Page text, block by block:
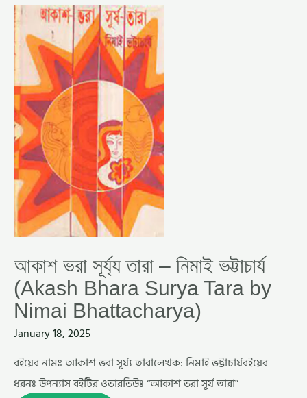
আকাশ ভরা সূর্য্য তারা – নিমাই ভট্টাচার্য
(Akash Bhara Surya Tara by
Nimai Bhattacharya)
January 18, 2025
বইয়ের নামঃ আকাশ ভরা সূর্য্য তারালেখক: নিমাই ভট্টাচার্যবইয়ের
ধরনঃ উপন্যাস বইটির ওভারভিউঃ “আকাশ ভরা সূর্য তারা”
আকাশ
ভরা
সূর্য্য
তারা
–
নিমাই
ভট্টাচার্য
(AKASH
BHARA
SURYA
TARA
BY
NIMAI
BHATTACHARYA)